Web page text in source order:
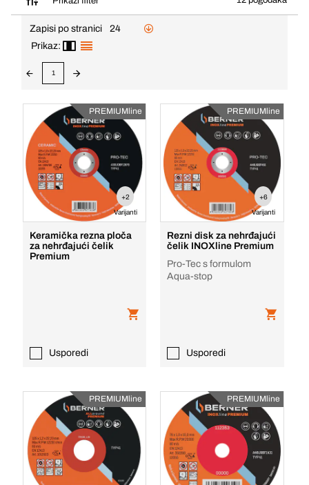
Zapisi po stranici
24
Prikaz:
1
PREMIUMline
+2
Varijanti
Keramička rezna ploča
za nehrđajući čelik
Premium
Usporedi
PREMIUMline
+6
Varijanti
Rezni disk za nehrđajući
čelik INOXline Premium
Pro-Tec s formulom
Aqua-stop
Usporedi
PREMIUMline PREMIUMline